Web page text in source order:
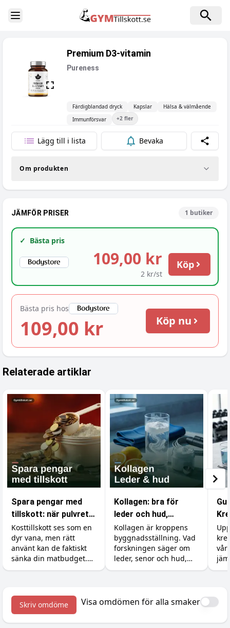
Toggle Sidebar
Premium D3-vitamin
Pureness
Färdigblandad dryck Kapslar
Hälsa & välmående
Immunförsvar
+2 fler
Lägg till i lista Bevaka Dela
Om produkten
JÄMFÖR PRISER 1 butiker
✓ Bästa pris
109,00 kr
2 kr/st
Köp
Bästa pris hos
109,00 kr Köp nu
Relaterade artiklar
Spara pengar med
tillskott: när pulvret
är billigare än maten
Kosttillskott ses som en
dyr vana, men rätt
använt kan de faktiskt
sänka din matbudget.
Så ersätter du dyra
med billigare protein,
kreatin och vitaminer.
Kollagen: bra för
leder och hud,
verkningslöst för
musklerna
Kollagen är kroppens
byggnadsställning. Vad
forskningen säger om
leder, senor och hud,
varför det inte gör något
skada), och dostricket
du
vår
Skriv omdöme Visa omdömen för alla smaker